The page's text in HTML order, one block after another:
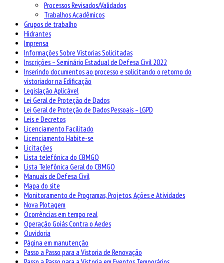
Processos Revisados/Validados
Trabalhos Acadêmicos
Grupos de trabalho
Hidrantes
Imprensa
Informações Sobre Vistorias Solicitadas
Inscrições – Seminário Estadual de Defesa Civil 2022
Inserindo documentos ao processo e solicitando o retorno do
vistoriador na Edificação
Legislação Aplicável
Lei Geral de Proteção de Dados
Lei Geral de Proteção de Dados Pessoais – LGPD
Leis e Decretos
Licenciamento Facilitado
Licenciamento Habite-se
Licitações
Lista telefônica do CBMGO
Lista Telefônica Geral do CBMGO
Manuais de Defesa Civil
Mapa do site
Monitoramento de Programas, Projetos, Ações e Atividades
Nova Plotagem
Ocorrências em tempo real
Operação Goiás Contra o Aedes
Ouvidoria
Página em manutenção
Passo a Passo para a Vistoria de Renovação